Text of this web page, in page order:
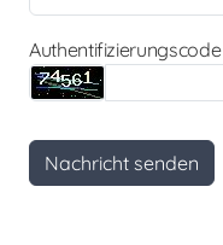
Authentifizierungscode
Nachricht senden